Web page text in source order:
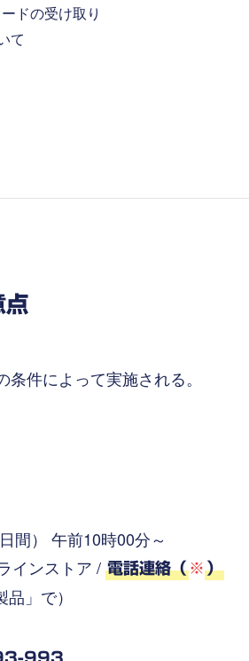
ドの受け取り
て
点
件によって実施される。
間） 午前10時00分～
インストア / 電話連絡（ ※ ）
」で）
993